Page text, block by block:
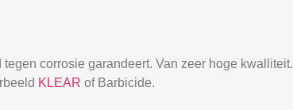
corrosie garandeert. Van zeer hoge kwalliteit.
KLEAR of Barbicide.